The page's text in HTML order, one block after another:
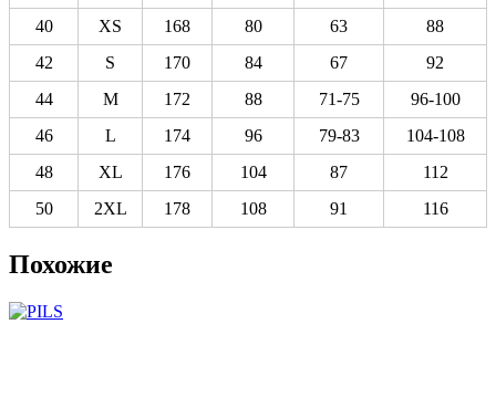
40
XS 168 80 63
88
42
S 170 84 67
92
44
M 172 88 71-75
96-100
46
L 174 96 79-83
104-108
48
XL 176 104 87
112
50
2XL 178 108 91 116
Похожие